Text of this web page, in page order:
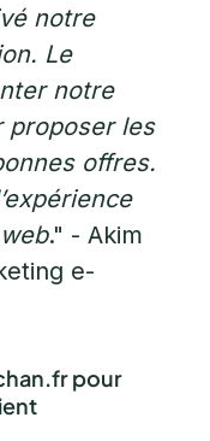
notre
Le
notre
proposer les
offres.
." - Akim
e-
pour